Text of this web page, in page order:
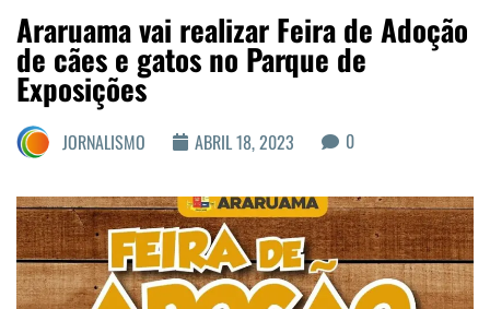
Agenda Cultural
Colunistas
Araruama vai realizar Feira de Adoção
de cães e gatos no Parque de
Exposições
JORNALISMO ABRIL 18, 2023 0